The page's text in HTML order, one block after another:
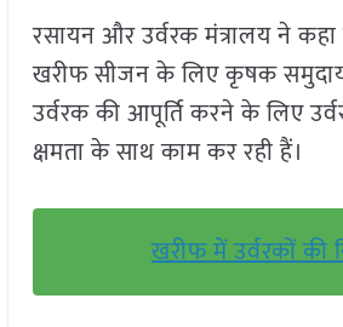
रसायन और उर्वरक मंत्रालय ने
खरीफ सीजन के लिए कृषक समुदाय
उर्वरक की आपूर्ति करने के लिए
क्षमता के साथ काम कर रही हैं।
खरीफ में उर्वरकों की